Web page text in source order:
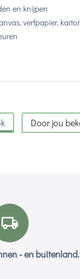
en knijpen
verfpapier,
Door jou
- en buitenland.